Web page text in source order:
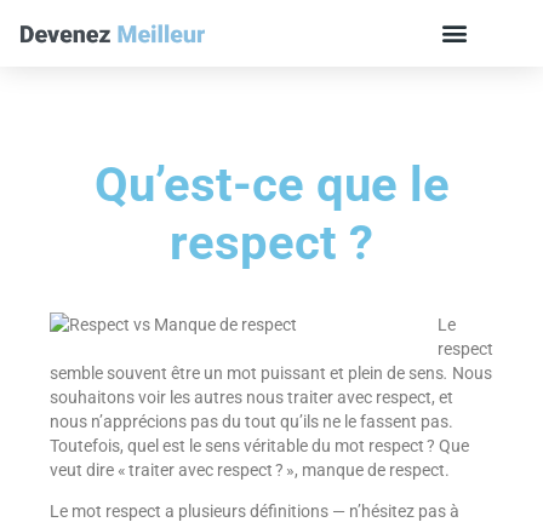
Qu’est-ce que le
respect ?
Le
respect
semble souvent être un mot puissant et plein de sens. Nous
souhaitons voir les autres nous traiter avec respect, et
nous n’apprécions pas du tout qu’ils ne le fassent pas.
Toutefois, quel est le sens véritable du mot respect ? Que
veut dire « traiter avec respect ? », manque de respect.
Le mot respect a plusieurs définitions — n’hésitez pas à